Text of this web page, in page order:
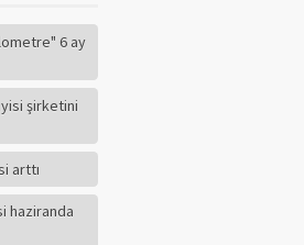
6 ay
şirketini
arttı
haziranda